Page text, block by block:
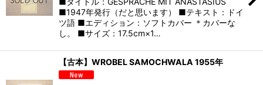
■1947年発行（だと思います） ■テキスト：ドイ
ツ語 ■エディション：ソフトカバー ＊カバーな
し。 ■サイズ：17.5cm×1…
【古本】WROBEL SAMOCHWALA 1955年